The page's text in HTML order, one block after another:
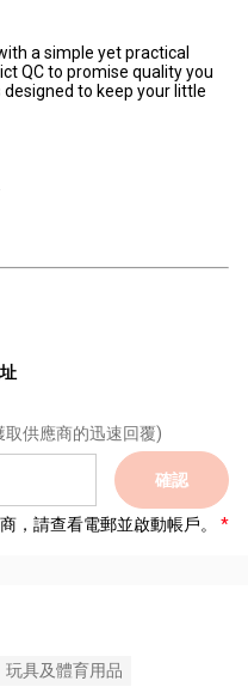
a simple yet practical
QC to promise quality you
to keep your little
供應商的迅速回覆)
確認
，請查看電郵並啟動帳戶。
玩具及體育用品